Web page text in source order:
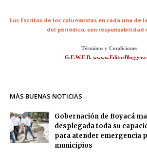
Los Escritos de los columnistas en cada una de
del periódico, son responsabilidad
Términos y Condiciones
G.E.W.E.B.
MÁS BUENAS NOTICIAS
Gobernación de Boyacá
desplegada toda su
para atender emergencia
municipios